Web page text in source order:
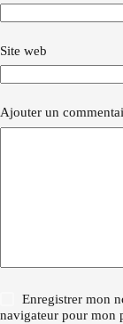
Site web
Ajouter un
Enregistrer mon
navigateur pour mon